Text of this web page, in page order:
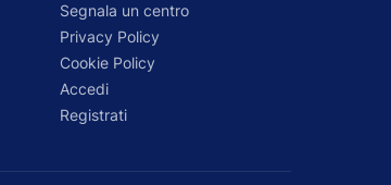
Segnala un centro
Privacy Policy
Cookie Policy
Accedi
Registrati